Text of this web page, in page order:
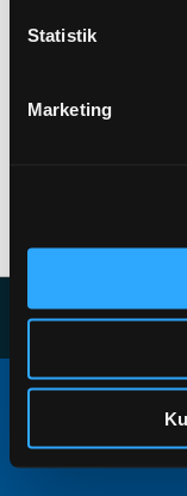
Statistik
Marketing